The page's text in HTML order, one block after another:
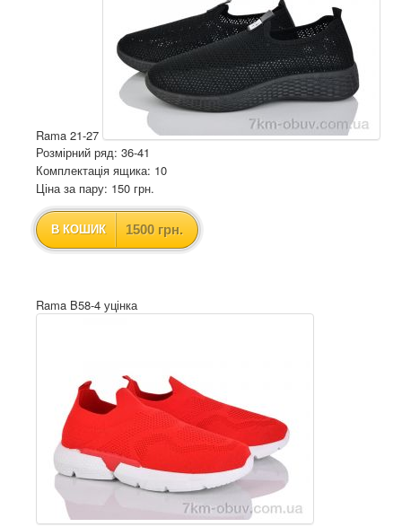
Rama 21-27
Розмірний ряд: 36-41
Комплектація ящика: 10
Ціна за пару: 150 грн.
В КОШИК 1500 грн.
Rama B58-4 уцінка